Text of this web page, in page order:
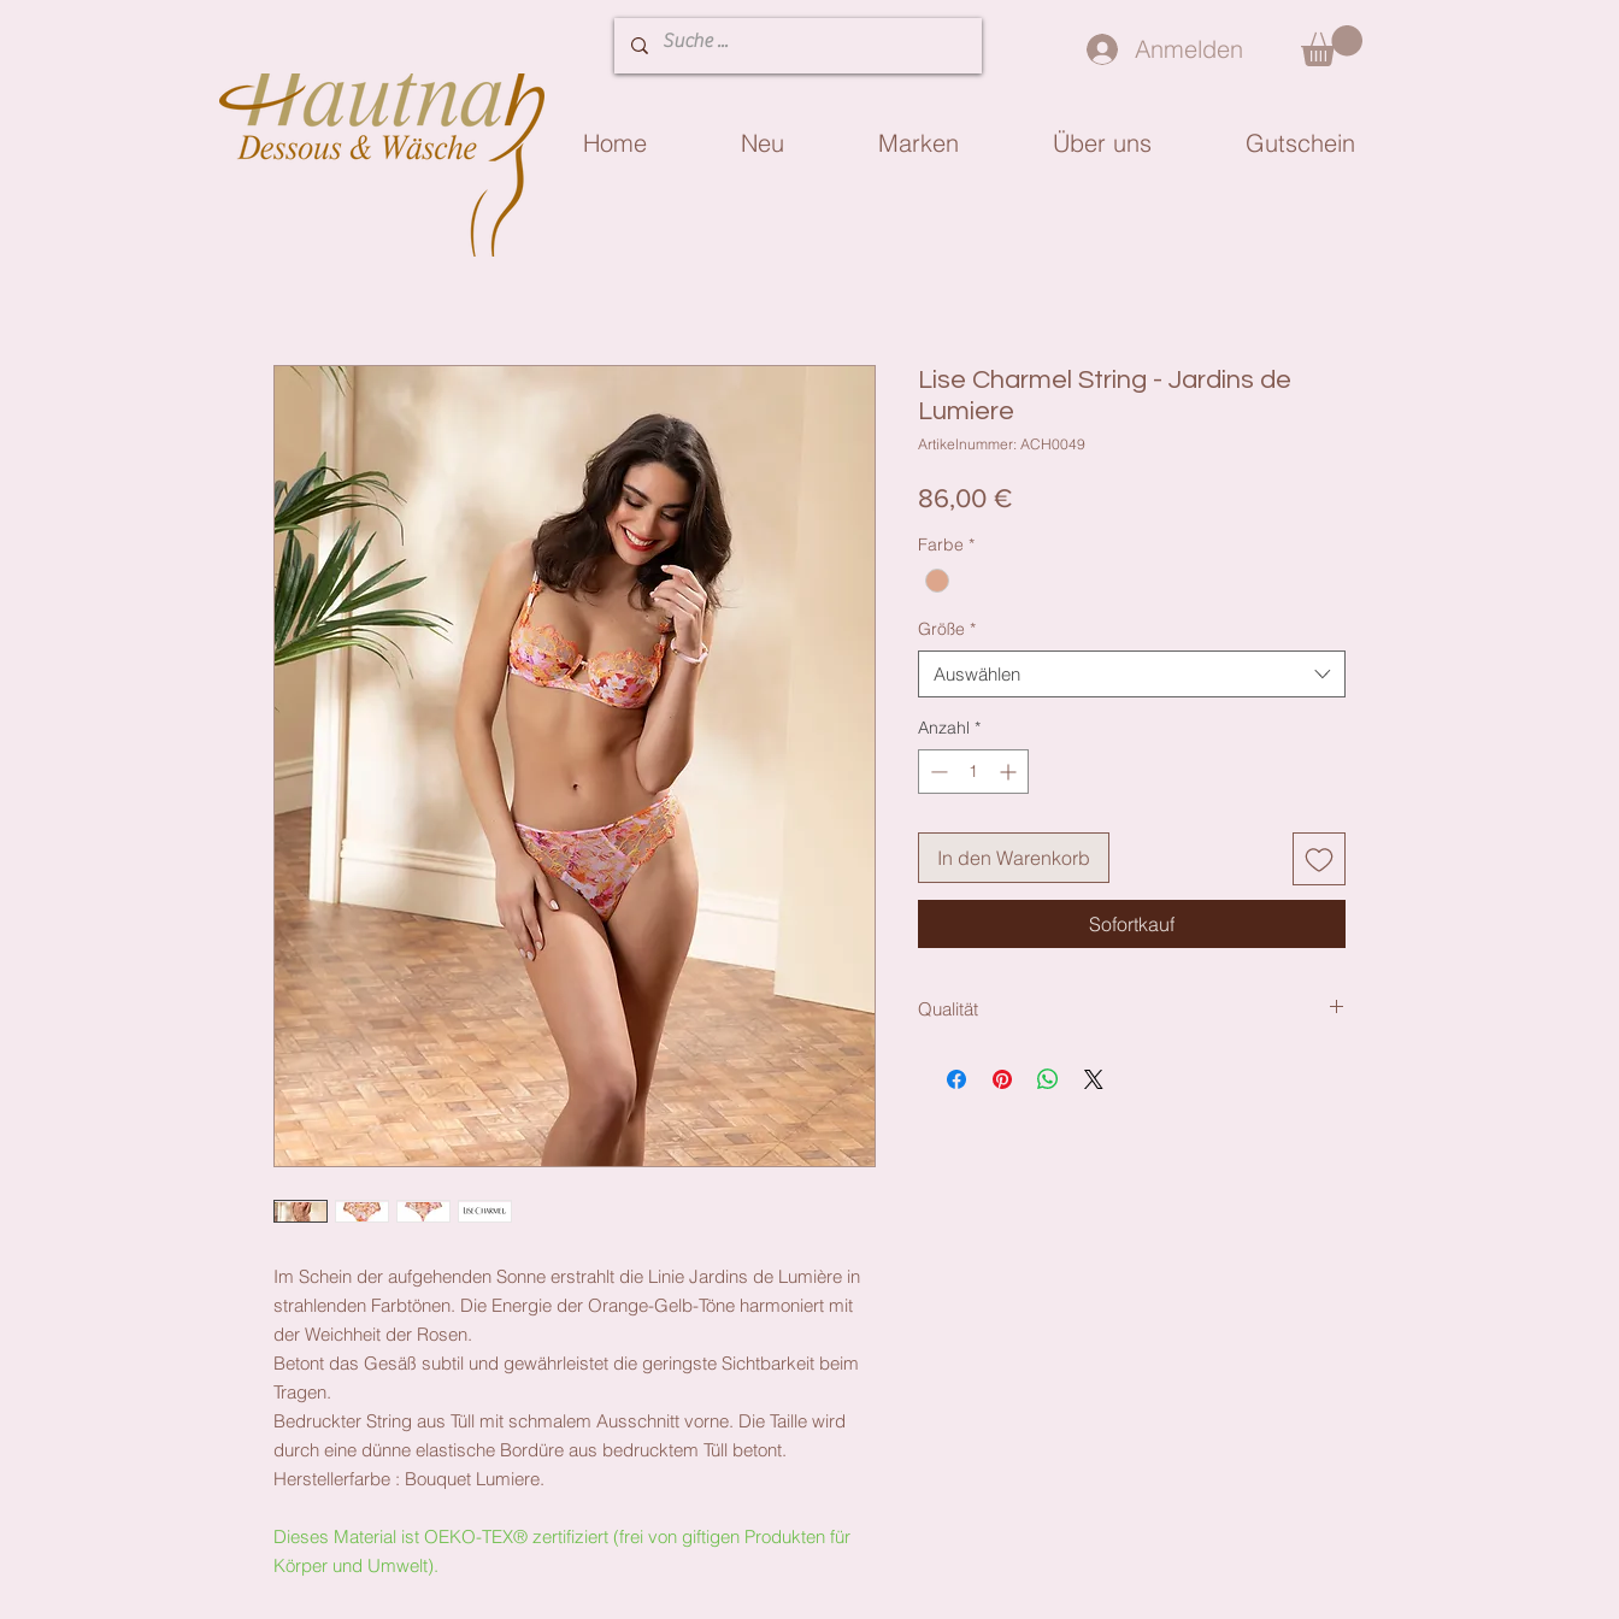
Anmelden
Home Neu Marken Über uns Gutschein
Im Schein der aufgehenden Sonne erstrahlt die Linie Jardins de Lumière in
strahlenden Farbtönen. Die Energie der Orange-Gelb-Töne harmoniert mit
der Weichheit der Rosen.
Betont das Gesäß subtil und gewährleistet die geringste Sichtbarkeit beim
Tragen.
Bedruckter String aus Tüll mit schmalem Ausschnitt vorne. Die Taille wird
durch eine dünne elastische Bordüre aus bedrucktem Tüll betont.
Herstellerfarbe : Bouquet Lumiere.
Dieses Material ist OEKO-TEX® zertifiziert (frei von giftigen Produkten für
Körper und Umwelt).
Lise Charmel String - Jardins de
Lumiere
Artikelnummer: ACH0049
86,00 €Preis
Farbe *
Größe *
Auswählen
Anzahl *
In den Warenkorb
Sofortkauf
Qualität
CO.BAUMWOLLE 7% EL.ELASTHAN